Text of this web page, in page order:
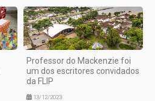
Professor do Mackenzie foi
um dos escritores convidados
da FLIP
13/12/2023